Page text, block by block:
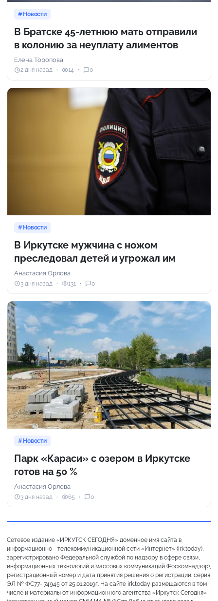
Новости
В Братске 45-летнюю мать отправили
в колонию за неуплату алиментов
Елена Торопова
2 дня назад 14 0
Новости
В Иркутске мужчина с ножом
преследовал детей и угрожал им
Анастасия Орлова
3 дня назад 131 0
Новости
Парк «Караси» с озером в Иркутске
готов на 50 %
Анастасия Орлова
3 дня назад 65 0
Сетевое издание «ИРКУТСК СЕГОДНЯ» доменное имя сайта в
информационно - телекоммуникационной сети «Интернет» (irk.today),
зарегистрировано Федеральной службой по надзору в сфере связи,
информационных технологий и массовых коммуникаций (Роскомнадзор),
регистрационный номер и дата принятия решения о регистрации: серия
ЭЛ № ФС77- 74945 от 25.01.2019г. На сайте irk.today размещаются в том
числе и материалы от информационного агентства «Иркутск Сегодня»